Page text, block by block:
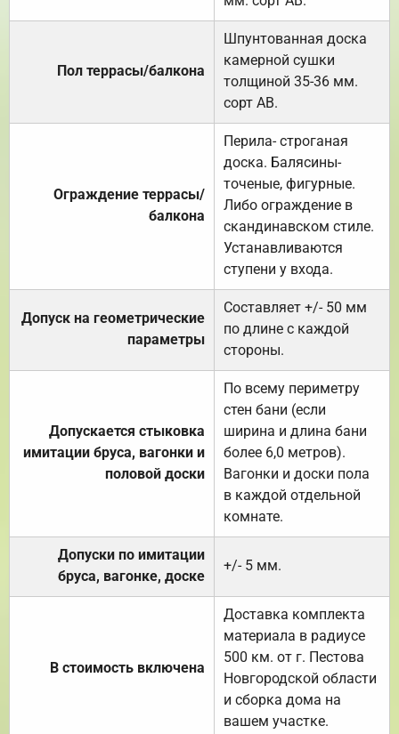
Пол террасы/балкона
Шпунтованная доска
камерной сушки
толщиной 35-36 мм.
сорт АВ.
Ограждение террасы/
балкона
Перила- строганая
доска. Балясины-
точеные, фигурные.
Либо ограждение в
скандинавском стиле.
Устанавливаются
ступени у входа.
Допуск на геометрические
параметры
Составляет +/- 50 мм
по длине с каждой
стороны.
Допускается стыковка
имитации бруса, вагонки и
половой доски
По всему периметру
стен бани (если
ширина и длина бани
более 6,0 метров).
Вагонки и доски пола
в каждой отдельной
комнате.
Допуски по имитации
бруса, вагонке, доске
+/- 5 мм.
В стоимость включена
Доставка комплекта
материала в радиусе
500 км. от г. Пестова
Новгородской области
и сборка дома на
вашем участке.